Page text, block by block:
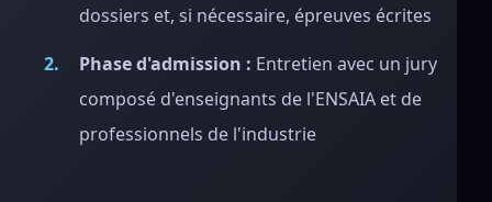
dossiers et, si nécessaire, épreuves écrites
Phase d'admission : Entretien avec un jury
composé d'enseignants de l'ENSAIA et de
professionnels de l'industrie